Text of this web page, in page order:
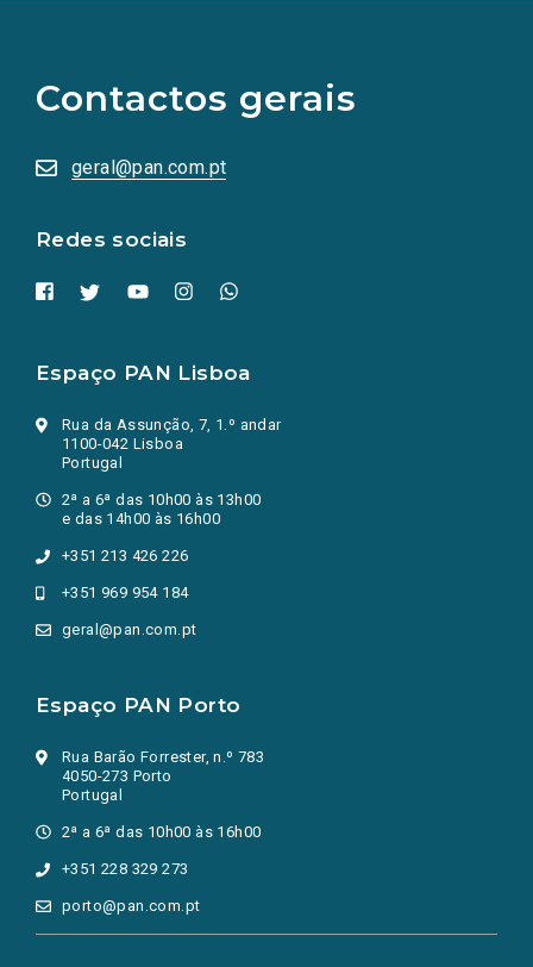
Contactos gerais
geral@pan.com.pt
Redes sociais
redes
sociais
numa
nova
Espaço PAN Lisboa
Rua da Assunção, 7, 1.º andar
1100-042 Lisboa
Portugal
2ª a 6ª das 10h00 às 13h00
e das 14h00 às 16h00
+351 213 426 226
+351 969 954 184
geral@pan.com.pt
Espaço PAN Porto
Rua Barão Forrester, n.º 783
4050-273 Porto
Portugal
2ª a 6ª das 10h00 às 16h00
+351 228 329 273
porto@pan.com.pt